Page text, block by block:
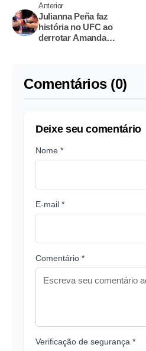
Anterior
Julianna Peña faz
história no UFC ao
derrotar Amanda
Comentários (0)
Deixe seu comentário
Nome *
E-mail *
Comentário *
Verificação de segurança *